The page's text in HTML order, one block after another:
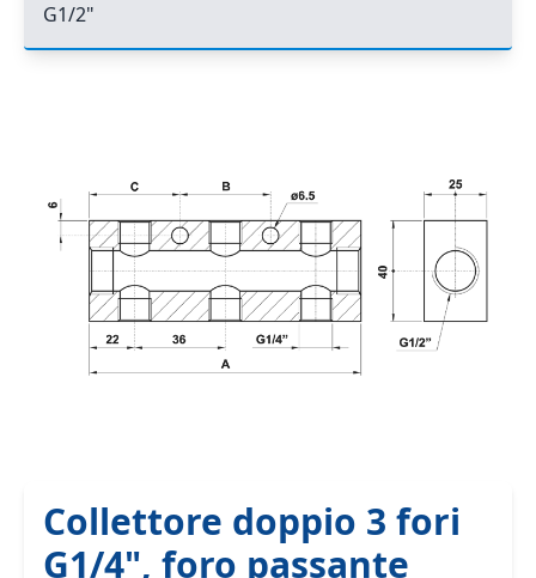
G1/2"
Collettore doppio 3 fori
G1/4", foro passante